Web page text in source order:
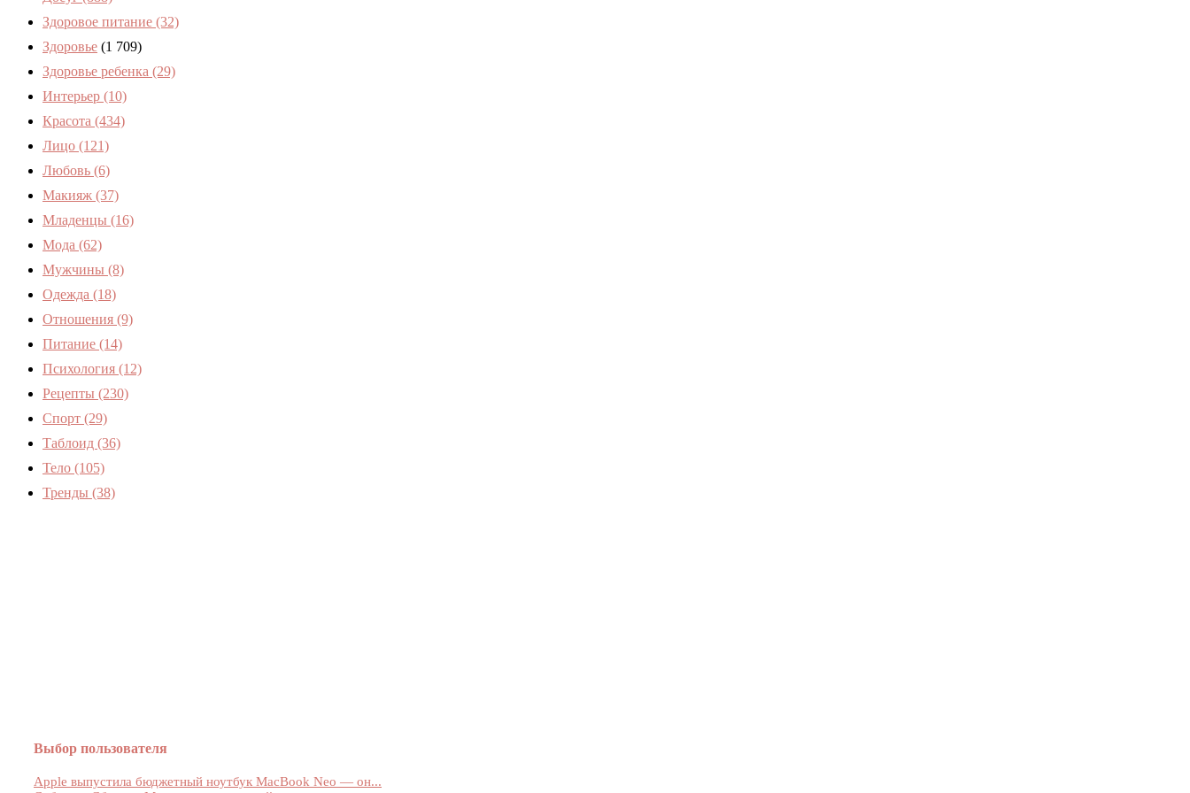
Здоровое питание (32)
Здоровье (1 709)
Здоровье ребенка (29)
Интерьер (10)
Красота (434)
Лицо (121)
Любовь (6)
Макияж (37)
Младенцы (16)
Мода (62)
Мужчины (8)
Одежда (18)
Отношения (9)
Питание (14)
Психология (12)
Рецепты (230)
Спорт (29)
Таблоид (36)
Тело (105)
Тренды (38)
Выбор пользователя
Apple выпустила бюджетный ноутбук MacBook Neo — он...